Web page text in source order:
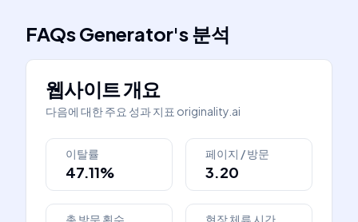
FAQs Generator's분석
웹사이트 개요
다음에 대한 주요 성과 지표 originality.ai
이탈률
47.11%
페이지 / 방문
3.20
총 방문 횟수 현장 체류 시간